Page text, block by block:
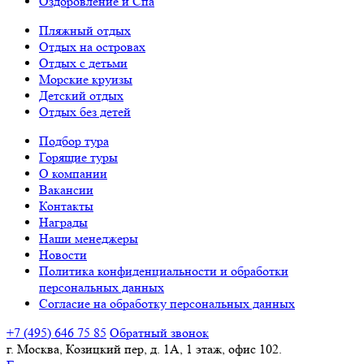
Пляжный отдых
Отдых на островах
Отдых с детьми
Морские круизы
Детский отдых
Отдых без детей
Подбор тура
Горящие туры
О компании
Вакансии
Контакты
Награды
Наши менеджеры
Новости
Политика конфиденциальности и обработки
персональных данных
Согласие на обработку персональных данных
+7 (495) 646 75 85 Обратный звонок
г. Москва, Козицкий пер, д. 1А, 1 этаж, офис 102.